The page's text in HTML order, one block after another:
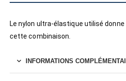
Le nylon ultra-élastique utilisé
cette combinaison.
INFORMATIONS